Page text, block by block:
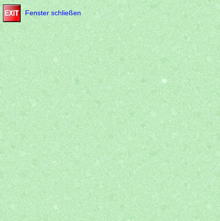
Fenster schließen